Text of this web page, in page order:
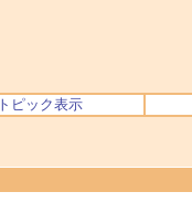
トピック表示